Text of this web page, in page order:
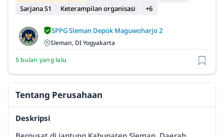
Sarjana S1
Keterampilan organisasi +6
SPPG Sleman Depok Maguwoharjo 2
Sleman, DI Yogyakarta
5 bulan yang lalu
Tentang Perusahaan
Deskripsi